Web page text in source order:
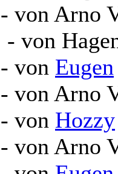
- von Arno
- von
- von Eugen
- von Arno
- von Hozzy
- von Arno